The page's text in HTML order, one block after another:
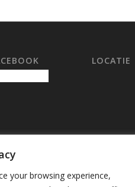
your browsing experience,
LOCATIE